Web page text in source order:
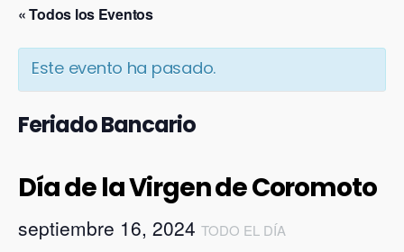
« Todos los Eventos
Este evento ha pasado.
Feriado Bancario
Día de la Virgen de Coromoto
septiembre 16, 2024 TODO EL DÍA